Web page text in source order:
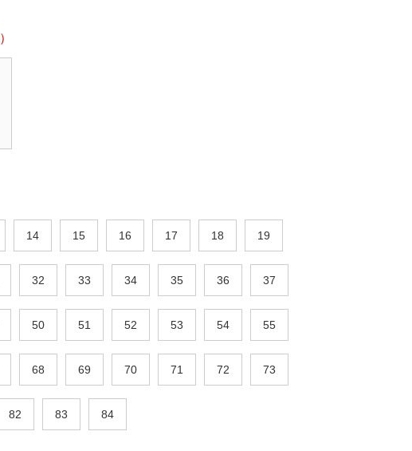
14 15 16 17 18 19
32 33 34 35 36 37
50 51 52 53 54 55
68 69 70 71 72 73
82 83 84